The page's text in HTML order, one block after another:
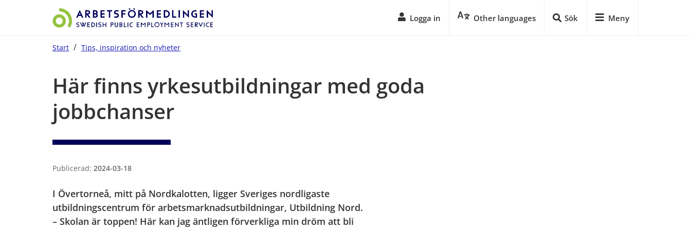
Logga in Other languages Sök Meny
Start / Tips, inspiration och nyheter
Här finns yrkesutbildningar med goda
jobbchanser
Publicerad: 2024-03-18
I Övertorneå, mitt på Nordkalotten, ligger Sveriges nordligaste
utbildningscentrum för arbetsmarknadsutbildningar, Utbildning Nord.
– Skolan är toppen! Här kan jag äntligen förverkliga min dröm att bli